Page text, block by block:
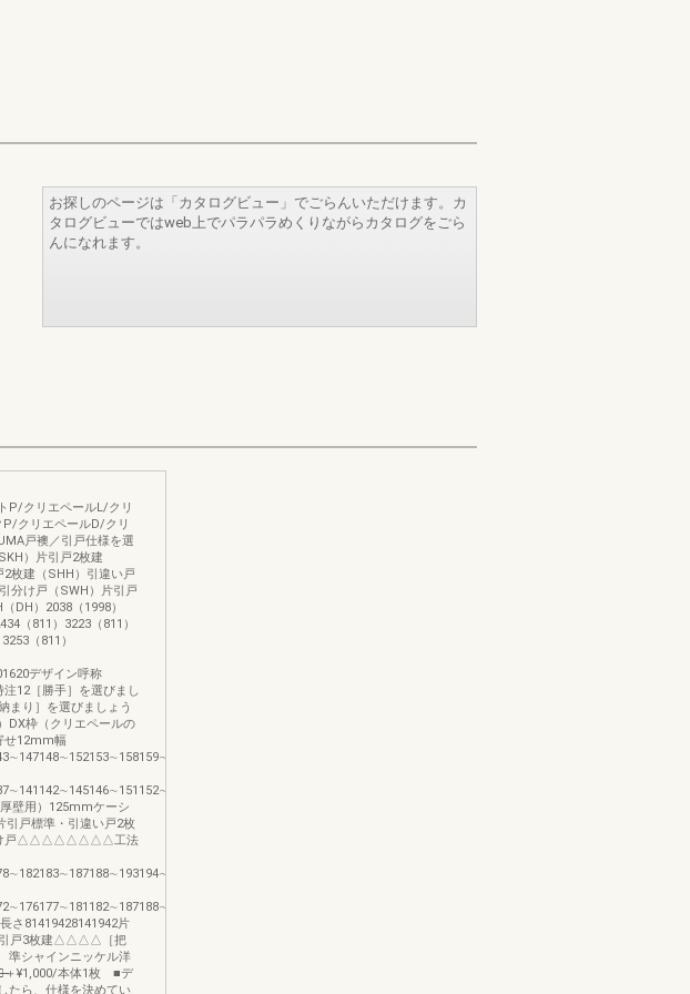
お探しのページは「カタログビュー」でごらんいただけます。カ
タログビューではweb上でパラパラめくりながらカタログをごら
んになれます。
P/クリエペールL/クリ
クリエペールD/クリ
戸襖／引戸仕様を選
）片引戸2枚建
2枚建（SHH）引違い戸
分け戸（SWH）片引戸
DH）2038（1998）
（811）3223（811）
（811）
デザイン呼称
12［勝手］を選びまし
まり］を選びましょう
DX枠（クリエペールの
せ12mm幅
壁用）125mmケーシ
引戸標準・引違い戸2枚
け戸△△△△△△△△工法
さ81419428141942片
戸3枚建△△△△［把
準シャインニッケル洋
＋¥1,000/本体1枚 ■デ
たら、仕様を決めてい